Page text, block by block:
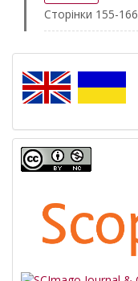
Сторінки 155-166